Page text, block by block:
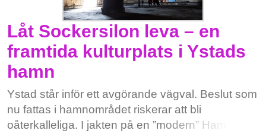
Låt Sockersilon leva – en
framtida kulturplats i Ystads
hamn
Ystad står inför ett avgörande vägval. Beslut som
nu fattas i hamnområdet riskerar att bli
oåterkalleliga. I jakten på en ”modern” Hamnstad